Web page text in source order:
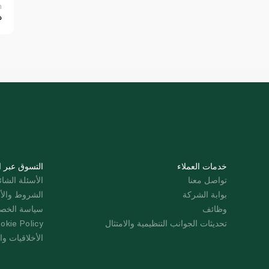
التسوق عبر
الأسئلة
الشروط
سياسة
Policy
الأخلاقيات
خدمات العملاء
تواصل معنا
بوابة الشركة
وظائف
تحديثات الجوانب التنظيمية والامتثال